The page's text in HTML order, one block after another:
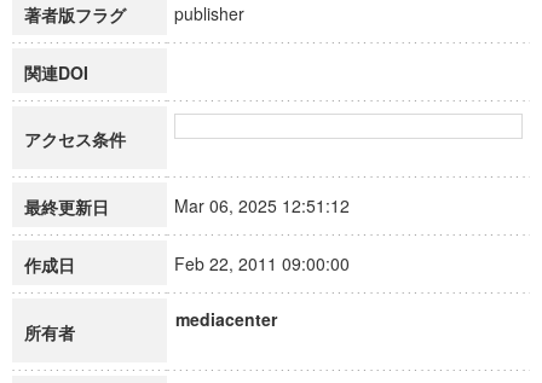
著者版フラグ publisher
関連DOI
アクセス条件
最終更新日 Mar 06, 2025 12:51:12
作成日 Feb 22, 2011 09:00:00
所有者
mediacenter